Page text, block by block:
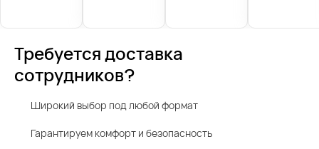
Требуется доставка
сотрудников?
Широкий выбор под любой формат
Гарантируем комфорт и безопасность